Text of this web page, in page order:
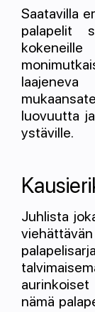
Saatavilla
palapelit
luovuutta
ystäville.
Juhlista
nämä